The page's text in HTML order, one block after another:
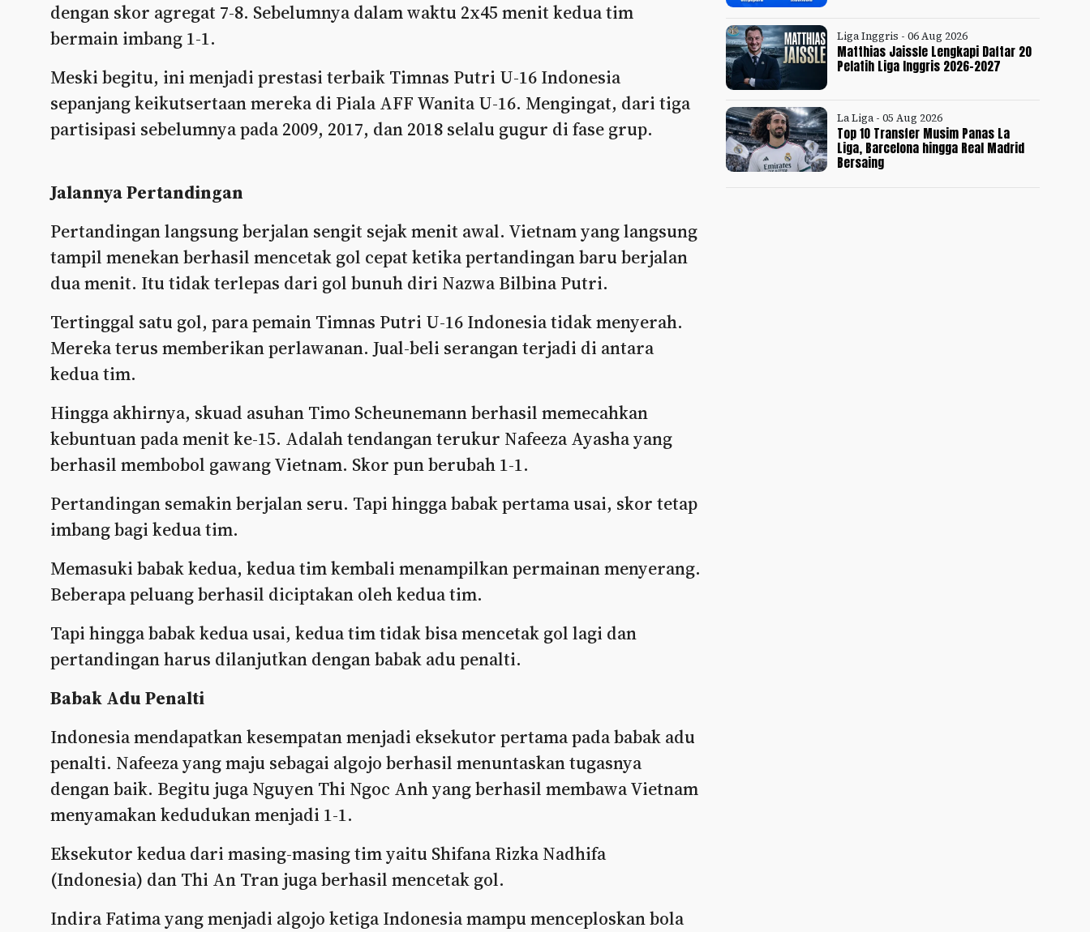
dengan skor agregat 7-8. Sebelumnya dalam waktu 2x45 menit kedua tim
bermain imbang 1-1.
Meski begitu, ini menjadi prestasi terbaik Timnas Putri U-16 Indonesia
sepanjang keikutsertaan mereka di Piala AFF Wanita U-16. Mengingat, dari tiga
partisipasi sebelumnya pada 2009, 2017, dan 2018 selalu gugur di fase grup.
Jalannya Pertandingan
Pertandingan langsung berjalan sengit sejak menit awal. Vietnam yang langsung
tampil menekan berhasil mencetak gol cepat ketika pertandingan baru berjalan
dua menit. Itu tidak terlepas dari gol bunuh diri Nazwa Bilbina Putri.
Tertinggal satu gol, para pemain Timnas Putri U-16 Indonesia tidak menyerah.
Mereka terus memberikan perlawanan. Jual-beli serangan terjadi di antara
kedua tim.
Hingga akhirnya, skuad asuhan Timo Scheunemann berhasil memecahkan
kebuntuan pada menit ke-15. Adalah tendangan terukur Nafeeza Ayasha yang
berhasil membobol gawang Vietnam. Skor pun berubah 1-1.
Pertandingan semakin berjalan seru. Tapi hingga babak pertama usai, skor tetap
imbang bagi kedua tim.
Memasuki babak kedua, kedua tim kembali menampilkan permainan menyerang.
Beberapa peluang berhasil diciptakan oleh kedua tim.
Tapi hingga babak kedua usai, kedua tim tidak bisa mencetak gol lagi dan
pertandingan harus dilanjutkan dengan babak adu penalti.
Babak Adu Penalti
Indonesia mendapatkan kesempatan menjadi eksekutor pertama pada babak adu
penalti. Nafeeza yang maju sebagai algojo berhasil menuntaskan tugasnya
dengan baik. Begitu juga Nguyen Thi Ngoc Anh yang berhasil membawa Vietnam
menyamakan kedudukan menjadi 1-1.
Eksekutor kedua dari masing-masing tim yaitu Shifana Rizka Nadhifa
(Indonesia) dan Thi An Tran juga berhasil mencetak gol.
Indira Fatima yang menjadi algojo ketiga Indonesia mampu menceploskan bola
Liga Inggris - 06 Aug 2026
Matthias Jaissle Lengkapi Daftar 20
Pelatih Liga Inggris 2026-2027
La Liga - 05 Aug 2026
Top 10 Transfer Musim Panas La
Liga, Barcelona hingga Real Madrid
Bersaing